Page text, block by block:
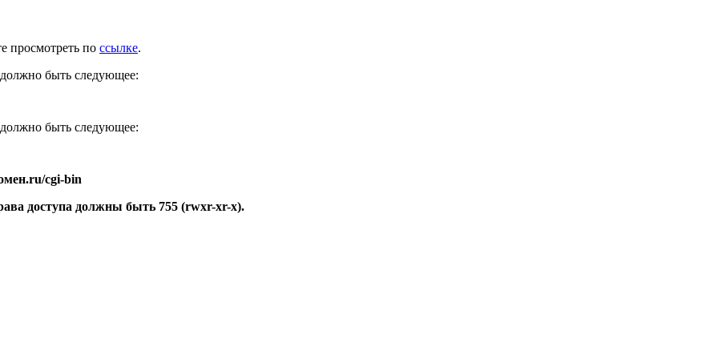
просмотреть по ссылке.
быть следующее:
быть следующее:
cgi-bin
доступа должны быть 755 (rwxr-xr-x).